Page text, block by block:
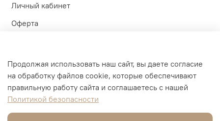
Личный кабинет
Оферта
© ИП Блинков А.А. 2010-2026
Продолжая использовать наш сайт, вы даете согласие
на обработку файлов cookie, которые обеспечивают
правильную работу сайта и соглашаетесь с нашей
Политикой безопасности